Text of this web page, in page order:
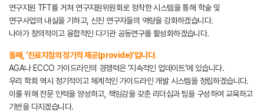
연구지원 TFT를 거쳐 연구지원위원회로 정착한 시스템을 통해 학술 및
연구사업의 내실을 기하고, 신진 연구자들의 역량을 강화하겠습니다.
나아가 창의적이고 융합적인 다기관 공동연구를 활성화하겠습니다.
둘째, ‘진료지침의 정기적 제공(provide)’입니다.
AGA나 ECCO 가이드라인의 경쟁력은 ‘지속적인 업데이트’에 있습니다.
우리 학회 역시 정기적이고 체계적인 가이드라인 개발 시스템을 정립하겠습니다.
이를 위해 전문 인력을 양성하고, 책임감을 갖춘 리더십과 팀을 구성하여 교육하고
기반을 다지겠습니다.